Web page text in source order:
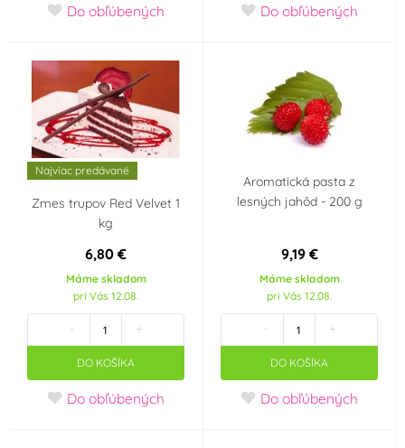
Dinosaurus Veľká noc
Angry Birds Spiderman
Tlapková patrola -
Paw Patrol
Jednorožec - Unicorn
Barbie Hello Kitty
Frozen - Ledové
království
Máša a medvěd
Minions - Mimoni Krteček
Do obľúbených Do obľúbených
Najviac predávané
Zmes trupov Red Velvet 1
kg
6,80 €
Máme skladom
pri Vás 12.08.
- +
DO KOŠÍKA
Do obľúbených
Aromatická pasta z
lesných jahôd - 200 g
9,19 €
Máme skladom
pri Vás 12.08.
- +
DO KOŠÍKA
Do obľúbených